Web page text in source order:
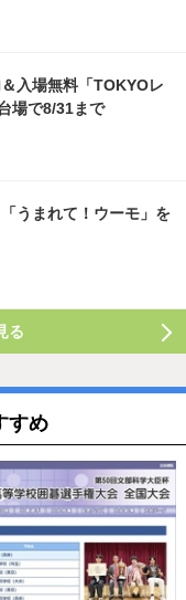
入場無料「TOKYOレ
場で8/31まで
うまれて！ウーモ」を
る
すめ